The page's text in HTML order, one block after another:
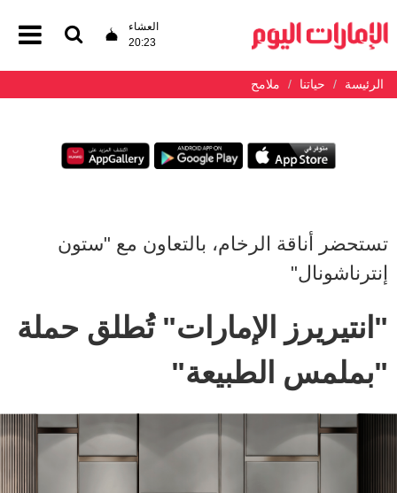
العشاء
20:23
الرئيسة حياتنا ملامح
تستحضر أناقة الرخام، بالتعاون مع "ستون
إنترناشونال"
"انتيريرز الإمارات" تُطلق حملة
"بملمس الطبيعة"